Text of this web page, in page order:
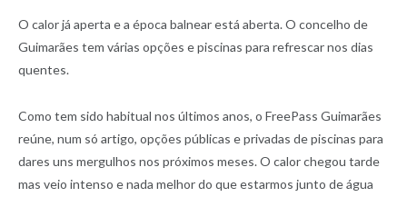
O calor já aperta e a época balnear está aberta. O concelho de
Guimarães tem várias opções e piscinas para refrescar nos dias
quentes.
Como tem sido habitual nos últimos anos, o FreePass Guimarães
reúne, num só artigo, opções públicas e privadas de piscinas para
dares uns mergulhos nos próximos meses. O calor chegou tarde
mas veio intenso e nada melhor do que estarmos junto de água